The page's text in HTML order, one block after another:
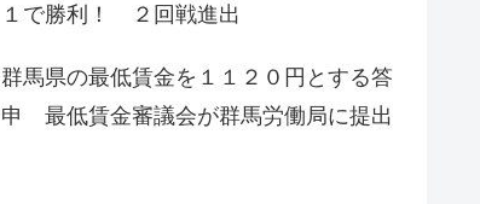
１で勝利！ ２回戦進出
群馬県の最低賃金を１１２０円とする答
申 最低賃金審議会が群馬労働局に提出